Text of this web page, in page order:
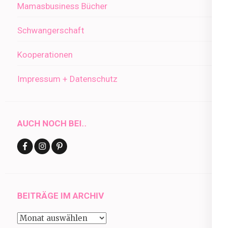
Mamasbusiness Bücher
Schwangerschaft
Kooperationen
Impressum + Datenschutz
AUCH NOCH BEI..
BEITRÄGE IM ARCHIV
Beiträge